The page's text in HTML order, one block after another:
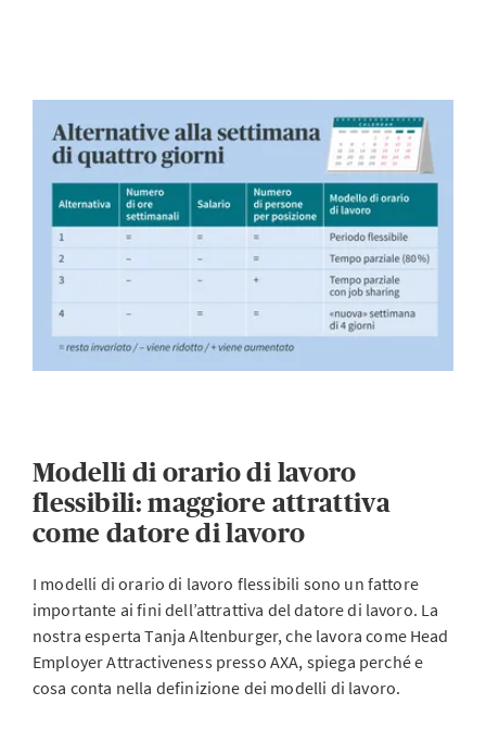
Modelli di orario di lavoro
flessibili: maggiore attrattiva
come datore di lavoro
I modelli di orario di lavoro flessibili sono un fattore
importante ai fini dell’attrattiva del datore di lavoro. La
nostra esperta Tanja Altenburger, che lavora come Head
Employer Attractiveness presso AXA, spiega perché e
cosa conta nella definizione dei modelli di lavoro.